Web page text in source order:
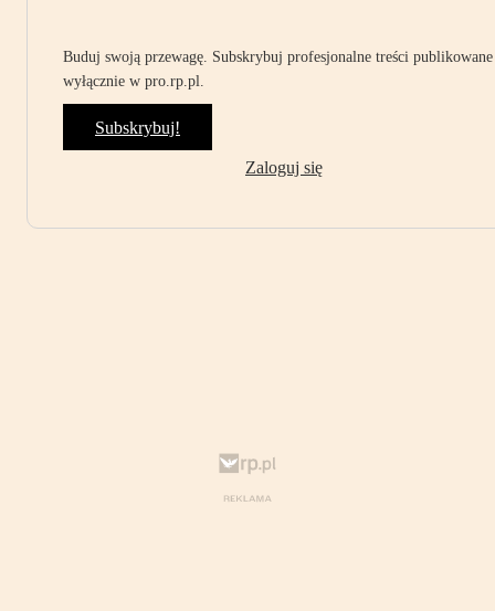
Buduj swoją przewagę. Subskrybuj profesjonalne treści publikowane
wyłącznie w pro.rp.pl.
Subskrybuj!
Zaloguj się